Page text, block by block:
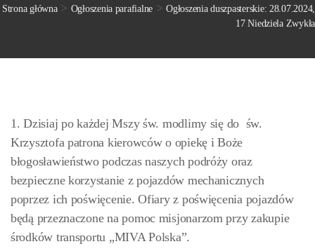
Strona główna> Ogłoszenia parafialne >Ogłoszenia duszpasterskie: 28.07.2024,
17 Niedziela Zwykła
1. Dzisiaj po każdej Mszy św. modlimy się do św.
Krzysztofa patrona kierowców o opiekę i Boże
błogosławieństwo podczas naszych podróży oraz
bezpieczne korzystanie z pojazdów mechanicznych
poprzez ich poświęcenie. Ofiary z poświęcenia pojazdów
będą przeznaczone na pomoc misjonarzom przy zakupie
środków transportu „MIVA Polska”.